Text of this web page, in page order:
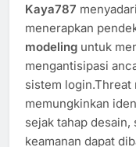
Kaya787
menerapkan
modeling untuk
mengantisipasi
sistem login.Threat
memungkinkan
sejak tahap desain,
keamanan dapat